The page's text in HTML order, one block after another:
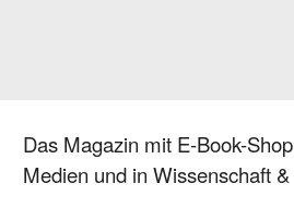
Das Magazin mit E-Book-
Medien und in Wissenschaft &